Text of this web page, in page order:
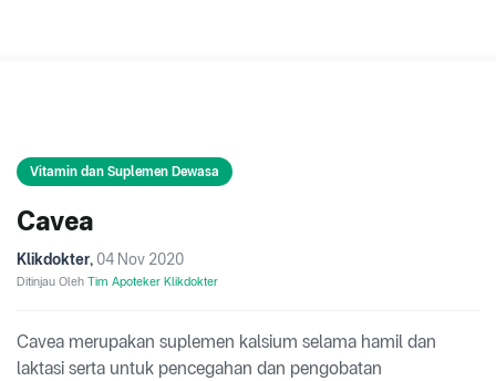
Vitamin dan Suplemen Dewasa
Cavea
Klikdokter, 04 Nov 2020
Ditinjau Oleh Tim Apoteker Klikdokter
Cavea merupakan suplemen kalsium selama hamil dan
laktasi serta untuk pencegahan dan pengobatan